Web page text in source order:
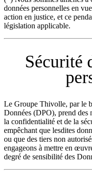
données personnelles en
action en justice, et ce
législation applicable.
Sécurité
Le Groupe Thivolle, par le
Données (DPO), prend des
la confidentialité et de la
empêchant que lesdites
ou que des tiers non
engageons à mettre en
degré de sensibilité des